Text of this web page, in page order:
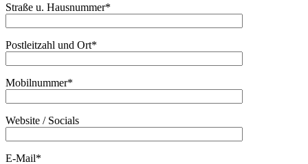
Straße u. Hausnummer*
Postleitzahl und Ort*
Mobilnummer*
Website / Socials
E-Mail*